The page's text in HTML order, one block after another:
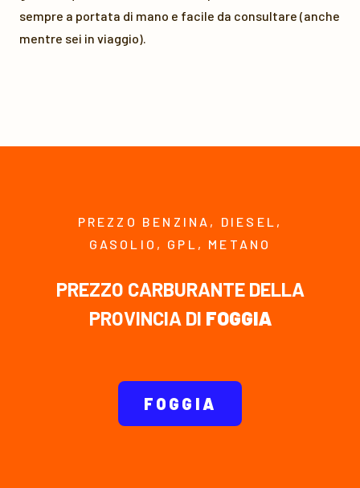
sempre a portata di mano e facile da consultare (anche
mentre sei in viaggio).
PREZZO BENZINA, DIESEL,
GASOLIO, GPL, METANO
PREZZO CARBURANTE DELLA
PROVINCIA DI FOGGIA
FOGGIA